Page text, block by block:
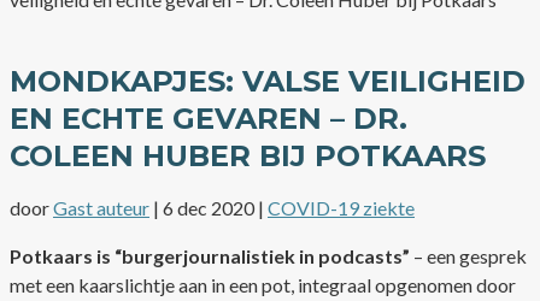
MONDKAPJES: VALSE VEILIGHEID
EN ECHTE GEVAREN – DR.
COLEEN HUBER BIJ POTKAARS
doorGast auteur | 6 dec 2020| COVID-19 ziekte
Potkaars is “burgerjournalistiek in podcasts” – een gesprek
met een kaarslichtje aan in een pot, integraal opgenomen door